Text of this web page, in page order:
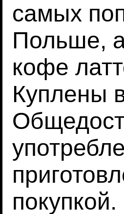
самых
Польше,
кофе
Куплены